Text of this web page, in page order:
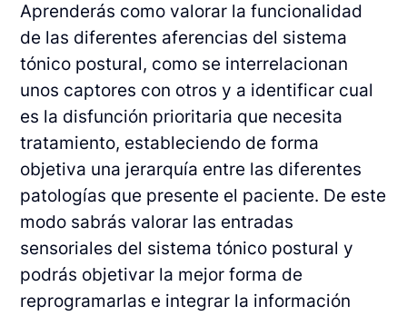
Aprenderás como valorar la funcionalidad
de las diferentes aferencias del sistema
tónico postural, como se interrelacionan
unos captores con otros y a identificar cual
es la disfunción prioritaria que necesita
tratamiento, estableciendo de forma
objetiva una jerarquía entre las diferentes
patologías que presente el paciente. De este
modo sabrás valorar las entradas
sensoriales del sistema tónico postural y
podrás objetivar la mejor forma de
reprogramarlas e integrar la información